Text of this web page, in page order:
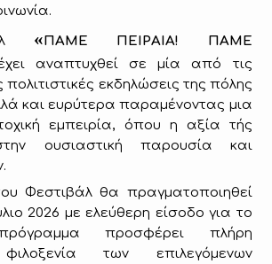
«ΠΑΜΕ ΠΕΙΡΑΙΑ! ΠΑΜΕ
αναπτυχθεί σε μία από τις
πολιτιστικές εκδηλώσεις της πόλης
και ευρύτερα παραμένοντας μια
εμπειρία, όπου η αξία τής
ουσιαστική παρουσία και
Φεστιβάλ θα πραγματοποιηθεί
2026 με ελεύθερη είσοδο για το
προσφέρει πλήρη
φιλοξενία των επιλεγόμενων